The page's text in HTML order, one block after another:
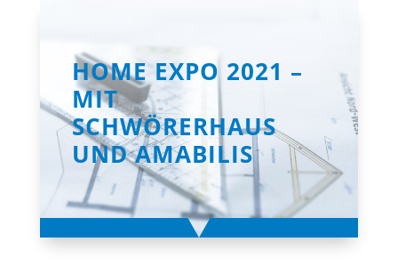
HOME EXPO 2021 –
MIT
SCHWÖRERHAUS
UND AMABILIS